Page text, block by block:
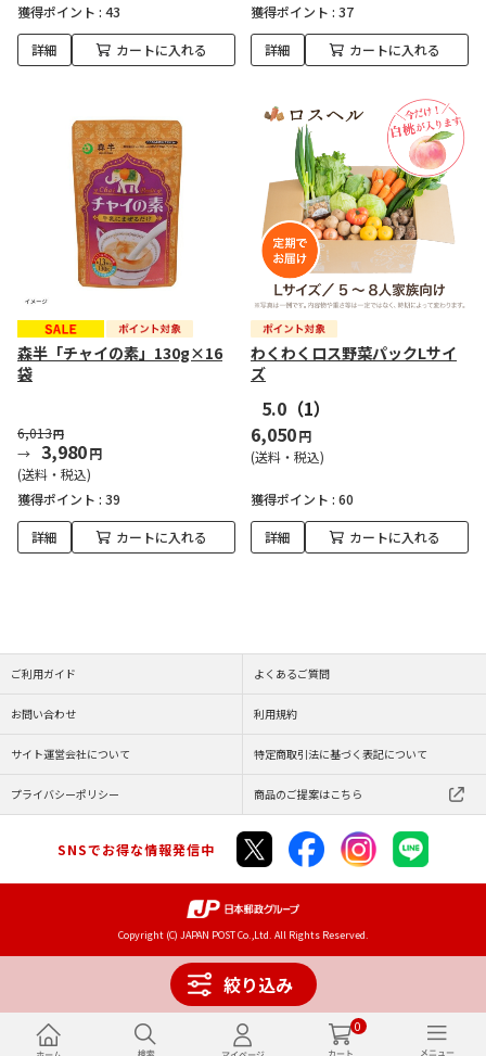
0
絞り込み
獲得ポイント : 43
詳細 カートに入れる
獲得ポイント : 37
詳細 カートに入れる
森半「チャイの素」130g×16
袋
6,013円
3,980円
(送料・税込)
獲得ポイント : 39
詳細 カートに入れる
わくわくロス野菜パックLサイ
ズ
5.0 （1）
6,050円
(送料・税込)
獲得ポイント : 60
詳細 カートに入れる
ご利用ガイド よくあるご質問
お問い合わせ 利用規約
サイト運営会社について 特定商取引法に基づく表記について
プライバシーポリシー 商品のご提案はこちら
SNSでお得な情報発信中
Copyright (C) JAPAN POST Co.,Ltd. All Rights Reserved.